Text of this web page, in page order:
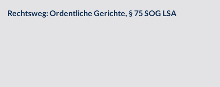
Rechtsweg: Ordentliche Gerichte, § 75 SOG LSA